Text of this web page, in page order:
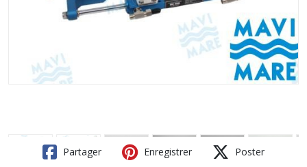
Partager Enregistrer Poster